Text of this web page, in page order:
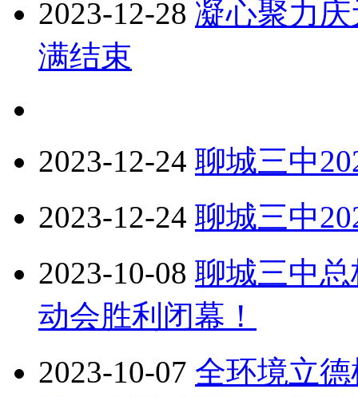
2023-12-28 凝心聚力
满结束
2023-12-24 聊城三中
2023-12-24 聊城三中
2023-10-08 聊城三中
动会胜利闭幕！
2023-10-07 全环境立